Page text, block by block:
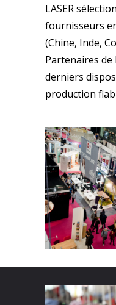
LASER
fournisseurs
(Chine, Inde,
Partenaires de
derniers
production